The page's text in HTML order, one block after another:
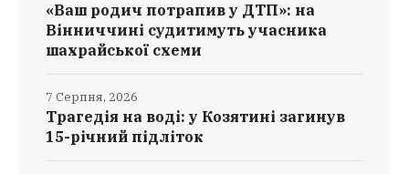
«Ваш родич потрапив у ДТП»: на
Вінниччині судитимуть учасника
шахрайської схеми
Трагедія на воді: у Козятині загинув
15-річний підліток
7 Серпня, 2026